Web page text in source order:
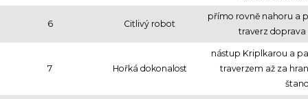
6 Citlivý robot
přímo rovně nahoru a
traverz doprava
7 Hořká dokonalost
nástup Kriplkarou a
traverzem až za